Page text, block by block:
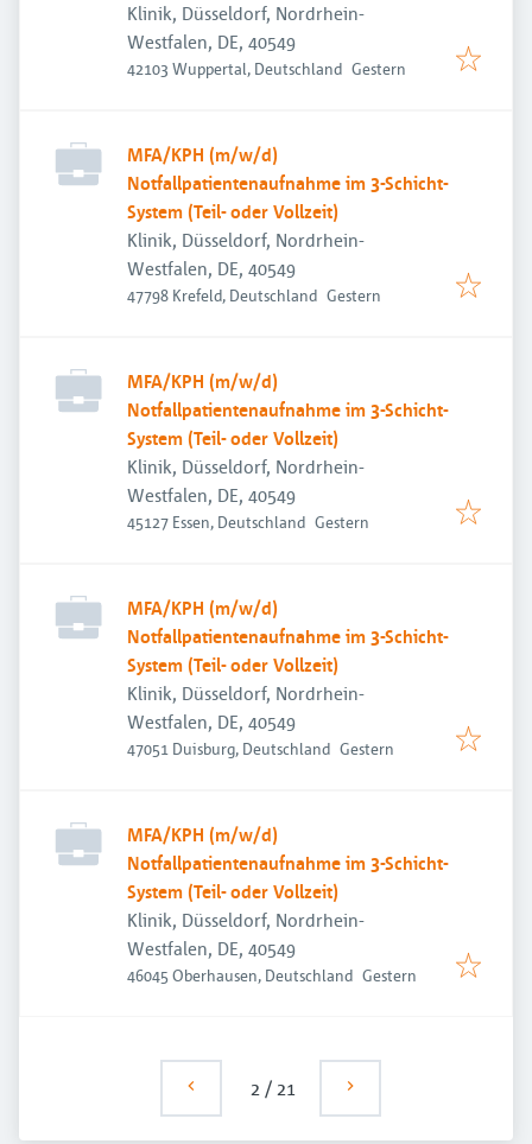
Klinik, Düsseldorf, Nordrhein-
Westfalen, DE, 40549
42103 Wuppertal, Deutschland Veröffentlicht
Gestern
MFA/KPH (m/w/d)
Notfallpatientenaufnahme im 3-Schicht-
System (Teil- oder Vollzeit)
Klinik, Düsseldorf, Nordrhein-
Westfalen, DE, 40549
47798 Krefeld, Deutschland Veröffentlicht
Gestern
MFA/KPH (m/w/d)
Notfallpatientenaufnahme im 3-Schicht-
System (Teil- oder Vollzeit)
Klinik, Düsseldorf, Nordrhein-
Westfalen, DE, 40549
45127 Essen, Deutschland Veröffentlicht
Gestern
MFA/KPH (m/w/d)
Notfallpatientenaufnahme im 3-Schicht-
System (Teil- oder Vollzeit)
Klinik, Düsseldorf, Nordrhein-
Westfalen, DE, 40549
47051 Duisburg, Deutschland Veröffentlicht
Gestern
MFA/KPH (m/w/d)
Notfallpatientenaufnahme im 3-Schicht-
System (Teil- oder Vollzeit)
Klinik, Düsseldorf, Nordrhein-
Westfalen, DE, 40549
46045 Oberhausen, Deutschland Veröffentlicht :
Gestern
2 / 21